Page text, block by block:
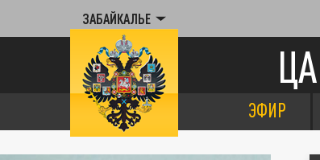
ЗАБАЙКАЛЬЕ
ЭФИР